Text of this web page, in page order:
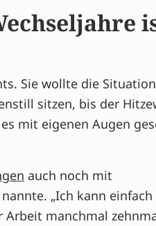
Sie wollte die
sitzen, bis der
mit eigenen Augen
auch noch mit
„Ich kann
Arbeit manchmal